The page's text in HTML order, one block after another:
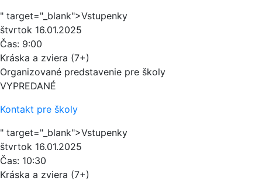
" target="_blank">Vstupenky
štvrtok 16.01.2025
Čas: 9:00
Kráska a zviera (7+)
Organizované predstavenie pre školy
VYPREDANÉ
Kontakt pre školy
" target="_blank">Vstupenky
štvrtok 16.01.2025
Čas: 10:30
Kráska a zviera (7+)